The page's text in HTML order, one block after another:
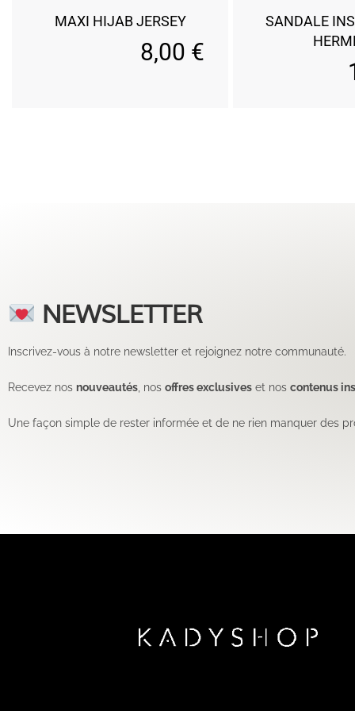
MAXI HIJAB JERSEY
8,00 €
SANDALE
NEWSLETTER
Inscrivez-vous à notre newsletter et rejoignez notre communauté.
Recevez nos nouveautés, nos offres exclusives et nos contenus
Une façon simple de rester informée et de ne rien manquer des